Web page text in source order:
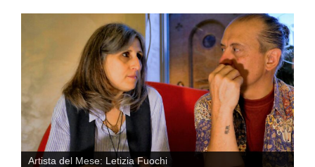
Artista del Mese: Letizia Fuochi